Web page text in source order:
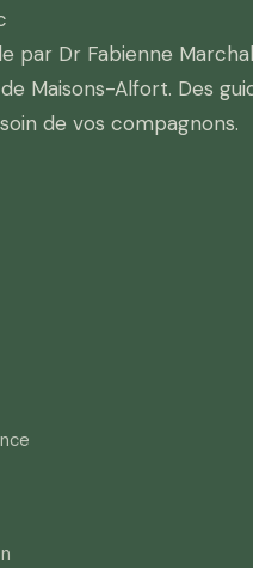
par Dr Fabienne
Maisons-Alfort. Des
de vos compagnons.